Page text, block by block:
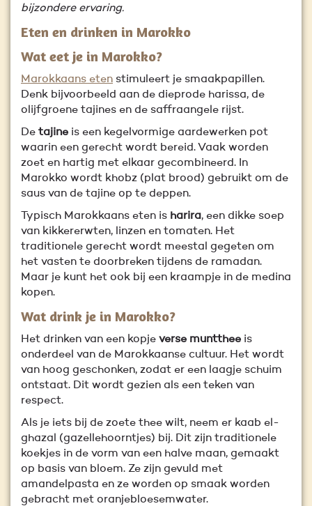
bijzondere ervaring.
Eten en drinken in Marokko
Wat eet je in Marokko?
Marokkaans eten stimuleert je smaakpapillen.
Denk bijvoorbeeld aan de dieprode harissa, de
olijfgroene tajines en de saffraangele rijst.
De tajine is een kegelvormige aardewerken pot
waarin een gerecht wordt bereid. Vaak worden
zoet en hartig met elkaar gecombineerd. In
Marokko wordt khobz (plat brood) gebruikt om de
saus van de tajine op te deppen.
Typisch Marokkaans eten is harira, een dikke soep
van kikkererwten, linzen en tomaten. Het
traditionele gerecht wordt meestal gegeten om
het vasten te doorbreken tijdens de ramadan.
Maar je kunt het ook bij een kraampje in de medina
kopen.
Wat drink je in Marokko?
Het drinken van een kopje verse muntthee is
onderdeel van de Marokkaanse cultuur. Het wordt
van hoog geschonken, zodat er een laagje schuim
ontstaat. Dit wordt gezien als een teken van
respect.
Als je iets bij de zoete thee wilt, neem er kaab el-
ghazal (gazellehoorntjes) bij. Dit zijn traditionele
koekjes in de vorm van een halve maan, gemaakt
op basis van bloem. Ze zijn gevuld met
amandelpasta en ze worden op smaak worden
gebracht met oranjebloesemwater.